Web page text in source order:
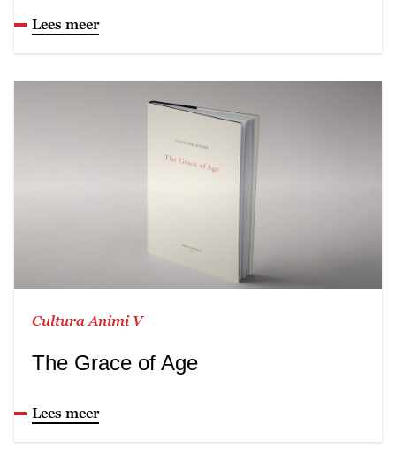
Lees meer
Cultura Animi V
The Grace of Age
Lees meer